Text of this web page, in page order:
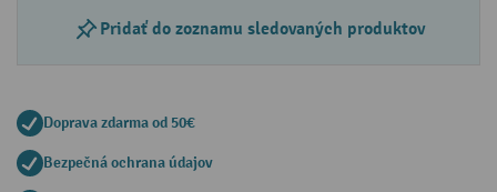
Pridať do zoznamu sledovaných produktov
Doprava zdarma od 50€
Bezpečná ochrana údajov